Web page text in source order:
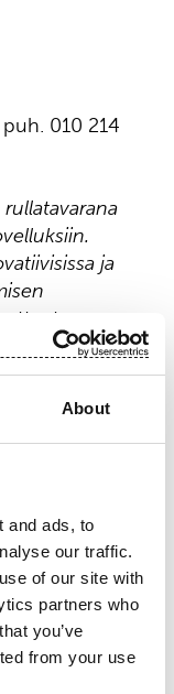
About
and ads, to
our traffic.
of our site with
partners who
you’ve
from your use
010 214
ja
ja
jokapäiväisessä
liikevaihto
noteerataan